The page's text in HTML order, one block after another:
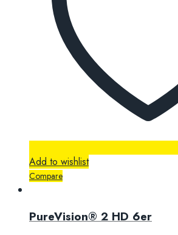
Add to wishlist
Compare
PureVision® 2 HD 6er